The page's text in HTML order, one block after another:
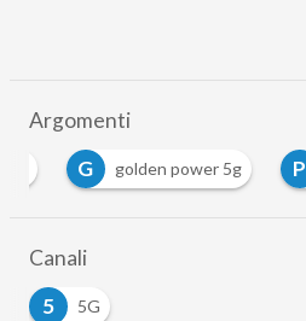
Argomenti
G golden power 5g P
Canali
5
5G